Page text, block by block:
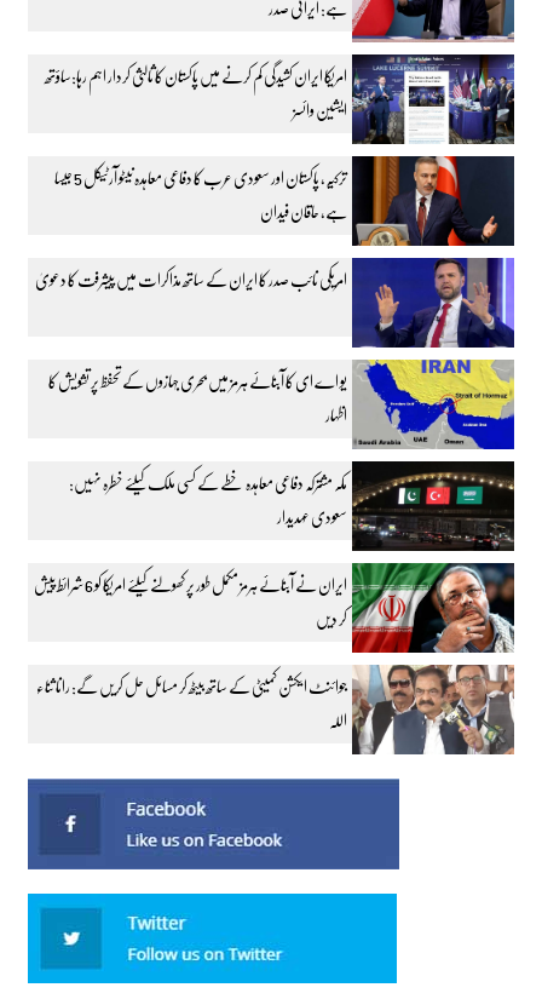
ہے: ایرانی صدر
امریکا ایران کشیدگی کم کرنے میں پاکستان کا ثالثی کردار اہم رہا:ساؤتھ
ایشین وائسز
ترکیہ، پاکستان اور سعودی عرب کا دفاعی معاہدہ نیٹو آرٹیکل 5 جیسا
ہے، حاقان فیدان
امریکی نائب صدر کا ایران کے ساتھ مذاکرات میں پیشرفت کا دعویٰ
یو اے ای کا آبنائے ہرمز میں بحری جہازوں کے تحفظ پر تشویش کا
اظہار
مکہ مشترکہ دفاعی معاہدہ خطے کے کسی ملک کیلئے خطرہ نہیں:
سعودی عہدیدار
ایران نے آبنائے ہرمز مکمل طور پر کھولنے کیلئے امریکا کو 6 شرائط پیش
کر دیں
جوائنٹ ایکشن کمیٹی کے ساتھ بیٹھ کر مسائل حل کریں گے: رانا ثناء
اللہ